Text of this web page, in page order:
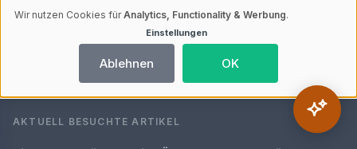
AKTUELL BESUCHTE ARTIKEL
Wir nutzen Cookies fürAnalytics, Functionality & Werbung.
Einstellungen
Ablehnen OK